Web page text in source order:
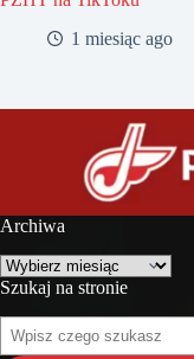
1 miesiąc ago
Archiwa
Archiwa
Szukaj na stronie
na